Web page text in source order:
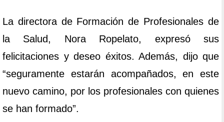
La directora de Formación de Profesionales de
la Salud, Nora Ropelato, expresó sus
felicitaciones y deseo éxitos. Además, dijo que
“seguramente estarán acompañados, en este
nuevo camino, por los profesionales con quienes
se han formado”.